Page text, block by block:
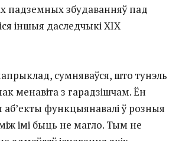
падземных збудаванняў пад
іншыя даследчыкі ХІХ
сумняваўся, што тунэль
менавіта з гарадзішчам. Ён
аб’екты функцыянавалі ў розныя
імі быць не магло. Тым не